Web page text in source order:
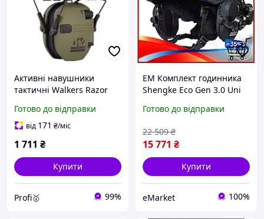
Активні навушники
тактичні Walkers Razor
| Тактичні навушники з
шумозаглушенням.
Готово до відправки
від 171 ₴/міс
1 711 ₴
Купити
Profi🥇 99%
EM Комплект годинника
Shengke Eco Gen 3.0 Uni
і жіночий кварцовий
Готово до відправки
15 771 ₴
22 509 ₴
Купити
eMarket 100%